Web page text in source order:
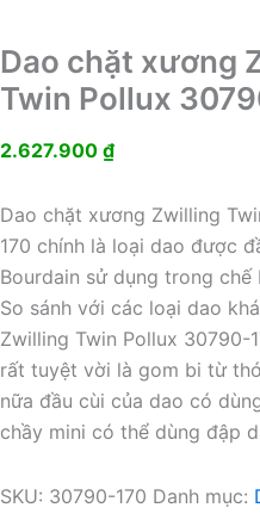
Dao chặt xương
Twin Pollux
2.627.900 ₫
Dao chặt xương Zwilling
170 chính là loại dao được
Bourdain sử dụng trong chế
So sánh với các loại dao
Zwilling Twin Pollux 30790-
rất tuyệt vời là gom bi từ
nữa đầu cùi của dao có
chầy mini có thể dùng đập
SKU: 30790-170 Danh mục: